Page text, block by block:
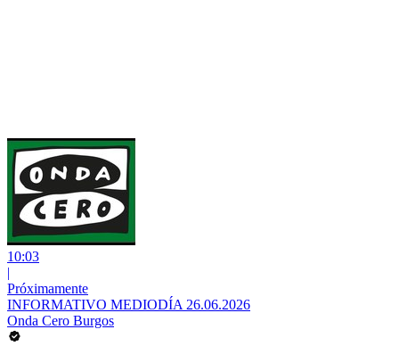
10:03
|
Próximamente
INFORMATIVO MEDIODÍA 26.06.2026
Onda Cero Burgos